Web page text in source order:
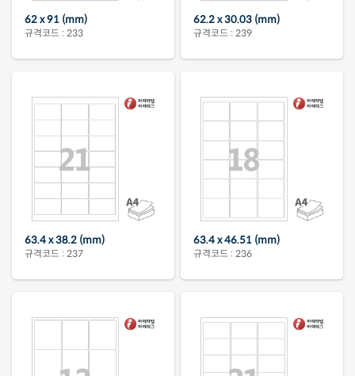
62 x 91 (mm)
규격코드 : 233
62.2 x 30.03 (mm)
규격코드 : 239
63.4 x 38.2 (mm)
규격코드 : 237
63.4 x 46.51 (mm)
규격코드 : 236